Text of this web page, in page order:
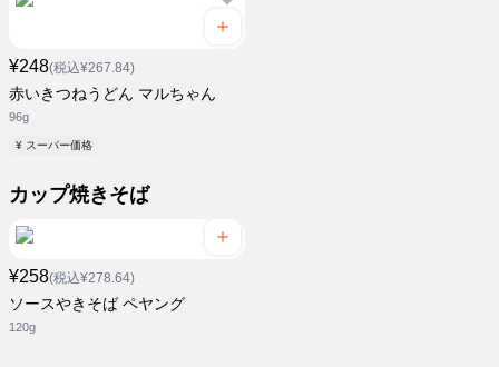
¥248(税込¥267.84)
赤いきつねうどん マルちゃん
96g
¥ スーパー価格
カップ焼きそば
¥258(税込¥278.64)
ソースやきそば ペヤング
120g